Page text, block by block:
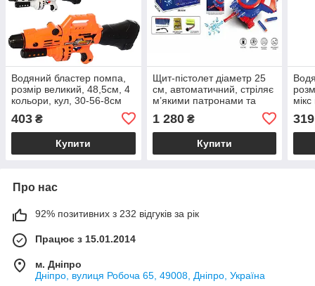
Водяний бластер помпа,
розмір великий, 48,5см, 4
кольори, кул, 30-56-8см
403 ₴
Купити
Щит-пістолет діаметр 25
см, автоматичний, стріляє
м’якими патронами та
орбізами, акумулятор 7.4
V, окуляри, 10 м’яких
патронів,
1 280₴
Купити
319
Про нас
92% позитивних з 232 відгуків за рік
Працює з 15.01.2014
м. Дніпро
Дніпро, вулиця Робоча 65, 49008, Дніпро, Україна